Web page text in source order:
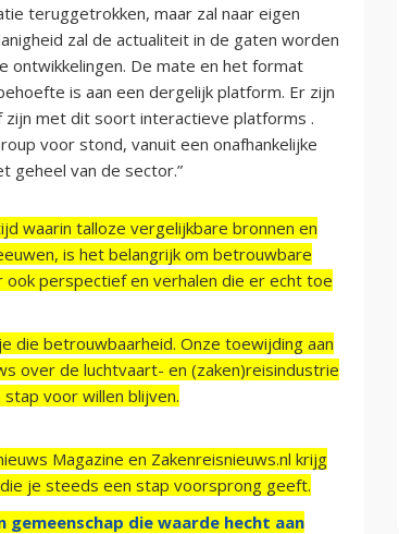
teruggetrokken, maar zal naar eigen
zal de actualiteit in de gaten worden
ontwikkelingen. De mate en het format
is aan een dergelijk platform. Er zijn
zijn met dit soort interactieve platforms .
voor stond, vanuit een onafhankelijke
geheel van de sector.”
waarin talloze vergelijkbare bronnen en
is het belangrijk om betrouwbare
perspectief en verhalen die er echt toe
die betrouwbaarheid. Onze toewijding aan
over de luchtvaart- en (zaken)reisindustrie
voor willen blijven.
Magazine en Zakenreisnieuws.nl krijg
je steeds een stap voorsprong geeft.
die waarde hecht aan